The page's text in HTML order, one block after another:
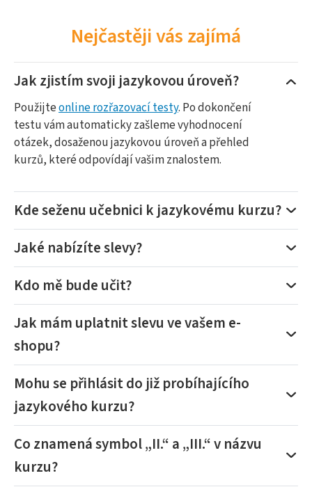
Nejčastěji vás zajímá
Jak zjistím svoji jazykovou úroveň?
Použijteonline rozřazovací testy. Po dokončení
testu vám automaticky zašleme vyhodnocení
otázek, dosaženou jazykovou úroveň a přehled
kurzů, které odpovídají vašim znalostem.
Kde seženu učebnici k jazykovému kurzu?
Jaké nabízíte slevy?
Kdo mě bude učit?
Jak mám uplatnit slevu ve vašem e-
shopu?
Mohu se přihlásit do již probíhajícího
jazykového kurzu?
Co znamená symbol „II.“ a „III.“ v názvu
kurzu?